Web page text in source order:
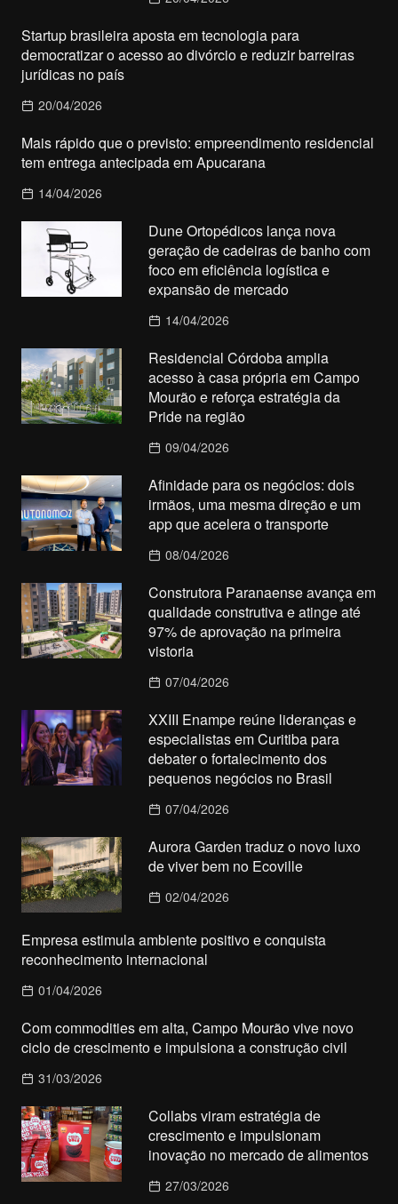
Startup brasileira aposta em tecnologia para
democratizar o acesso ao divórcio e reduzir barreiras
jurídicas no país
20/04/2026
Mais rápido que o previsto: empreendimento residencial
tem entrega antecipada em Apucarana
14/04/2026
Dune Ortopédicos lança nova
geração de cadeiras de banho com
foco em eficiência logística e
expansão de mercado
14/04/2026
Residencial Córdoba amplia
acesso à casa própria em Campo
Mourão e reforça estratégia da
Pride na região
09/04/2026
Afinidade para os negócios: dois
irmãos, uma mesma direção e um
app que acelera o transporte
08/04/2026
Construtora Paranaense avança em
qualidade construtiva e atinge até
97% de aprovação na primeira
vistoria
07/04/2026
XXIII Enampe reúne lideranças e
especialistas em Curitiba para
debater o fortalecimento dos
pequenos negócios no Brasil
07/04/2026
Aurora Garden traduz o novo luxo
de viver bem no Ecoville
02/04/2026
Empresa estimula ambiente positivo e conquista
reconhecimento internacional
01/04/2026
Com commodities em alta, Campo Mourão vive novo
ciclo de crescimento e impulsiona a construção civil
31/03/2026
Collabs viram estratégia de
crescimento e impulsionam
inovação no mercado de alimentos
27/03/2026